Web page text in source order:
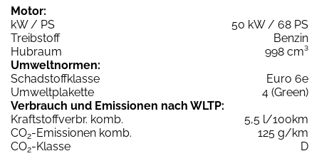
Motor:
kW / PS
50 kW / 68 PS
Treibstoff
Benzin
Hubraum
998 cm³
Umweltnormen:
Schadstoffklasse
Euro 6e
Umweltplakette
4 (Green)
Verbrauch und Emissionen nach WLTP:
Kraftstoffverbr. komb.
5,5 l/100km
CO2-Emissionen komb.
125 g/km
CO2-Klasse
D